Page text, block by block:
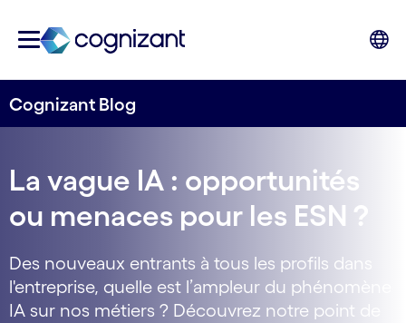
Cognizant Blog
La vague IA : opportunités
ou menaces pour les ESN ?
Des nouveaux entrants à tous les profils dans
l'entreprise, quelle est l’ampleur du phénomène
IA sur nos métiers ? Découvrez notre point de